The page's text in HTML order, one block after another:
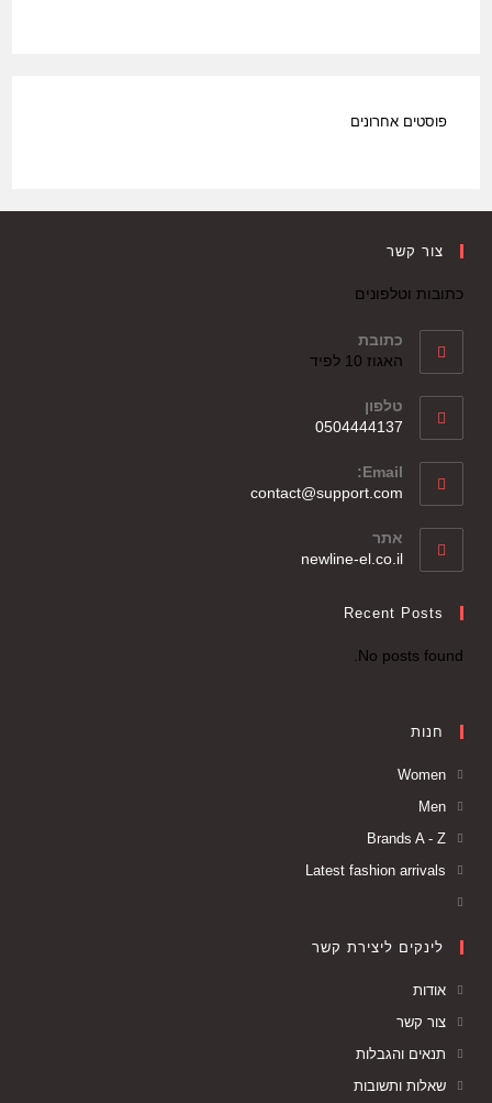
פוסטים אחרונים
צור קשר
כתובות וטלפונים
כתובת
האגוז 10 לפיד
טלפון
0504444137
Email:
contact@support.com
אתר
newline-el.co.il
Recent Posts
No posts found.
חנות
Women
Men
Brands A - Z
Latest fashion arrivals
לינקים ליצירת קשר
אודות
צור קשר
תנאים והגבלות
שאלות ותשובות